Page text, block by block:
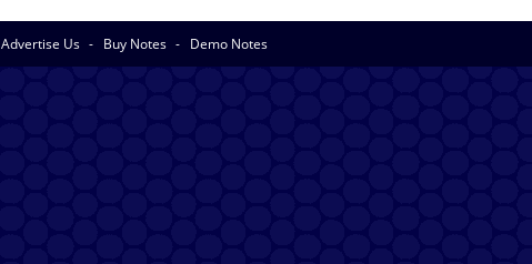
Advertise Us Buy Notes Demo Notes